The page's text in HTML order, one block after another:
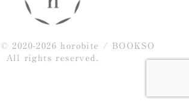
2020-2026 horobite / BOOKSO
All rights reserved.